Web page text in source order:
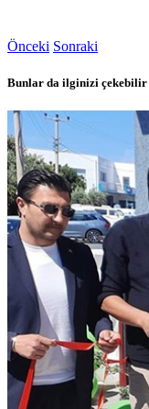
Önceki Sonraki
Bunlar da ilginizi çekebilir